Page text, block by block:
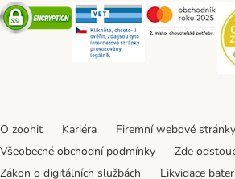
Security Security
O zoohit Kariéra Firemní webové stránky
Všeobecné obchodní podmínky
Zde
Zákon o digitálních službách
Likvidace